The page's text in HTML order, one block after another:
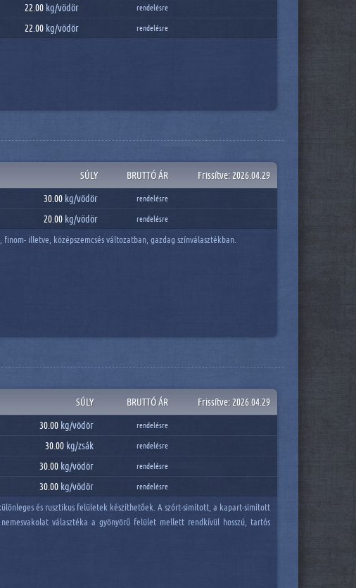
22.00 kg/vödör rendelésre
22.00 kg/vödör rendelésre
SÚLY BRUTTÓ ÁR Frissítve: 2026.04.29
30.00 kg/vödör rendelésre
20.00 kg/vödör rendelésre
illetve, középszemcsés változatban, gazdag színválasztékban.
SÚLY BRUTTÓ ÁR Frissítve: 2026.04.29
30.00 kg/vödör rendelésre
30.00 kg/zsák rendelésre
30.00 kg/vödör rendelésre
30.00 kg/vödör rendelésre
és rusztikus felületek készíthetőek. A szórt-simított, a kapart-simított
választéka a gyönyörű felület mellett rendkívül hosszú, tartós